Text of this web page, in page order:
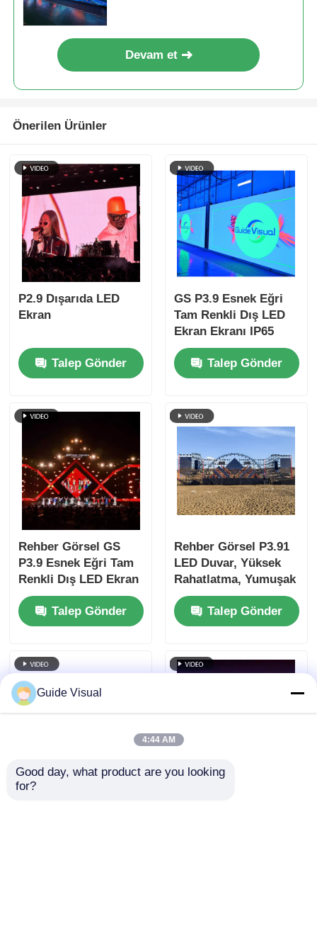
Devam et
Önerilen Ürünler
P2.9 Dışarıda LED
Ekran
Talep Gönder
GS P3.9 Esnek Eğri
Tam Renkli Dış LED
Ekran Ekranı IP65
Rating Parlaklık
Talep Gönder
Rehber Görsel GS
P3.9 Esnek Eğri Tam
Renkli Dış LED Ekran
Ekranı IP65 Derecesi
Talep Gönder
Rehber Görsel P3.91
LED Duvar, Yüksek
Rahatlatma, Yumuşak
Görseller, Aşırı
Sıcakta bile
Performans, Sahne
Talep Gönder
Guide Visual
4:44 AM
Good day, what product are you looking
for?